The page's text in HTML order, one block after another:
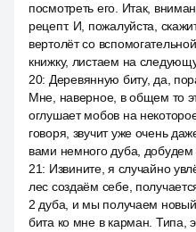
посмотреть его. Итак,
рецепт. И, пожалуйста,
вертолёт со
книжку, листаем на
20: Деревянную биту, да,
Мне, наверное, в общем то
оглушает мобов на
говоря, звучит уже очень
вами немного дуба,
21: Извините, я случайно
лес создаём себе,
2 дуба, и мы получаем
бита ко мне в карман. Типа,